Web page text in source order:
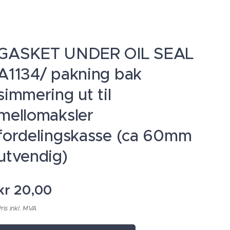
UNDER OIL SEAL
pakning bak
ut til
(ca 60mm
20,00
inkl. MVA